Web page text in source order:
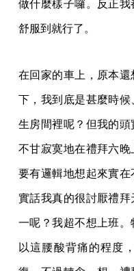
做什麼樣子囉。反正
舒服到就行了。
在回家的車上，原本
下，我到底是甚麼時
生房間裡呢？但我的
不甘寂寞地在禮拜六晚
要有邏輯地想起來實
實話我真的很討厭禮
一呢？我超不想上班。
以這腰酸背痛的程度